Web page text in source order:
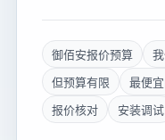
御佰安报价预算
但预算有限
最便
报价核对
安装调试